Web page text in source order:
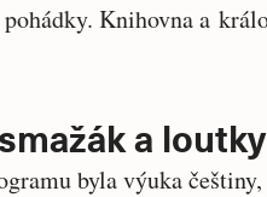
Knihovna a
a loutky
byla výuka